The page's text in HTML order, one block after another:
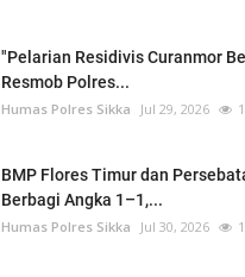
"Pelarian Residivis Curanmor
Resmob Polres...
Humas Polres Sikka Jul 29, 2026
BMP Flores Timur dan
Berbagi Angka 1–1,...
Humas Polres Sikka Jul 30, 2026